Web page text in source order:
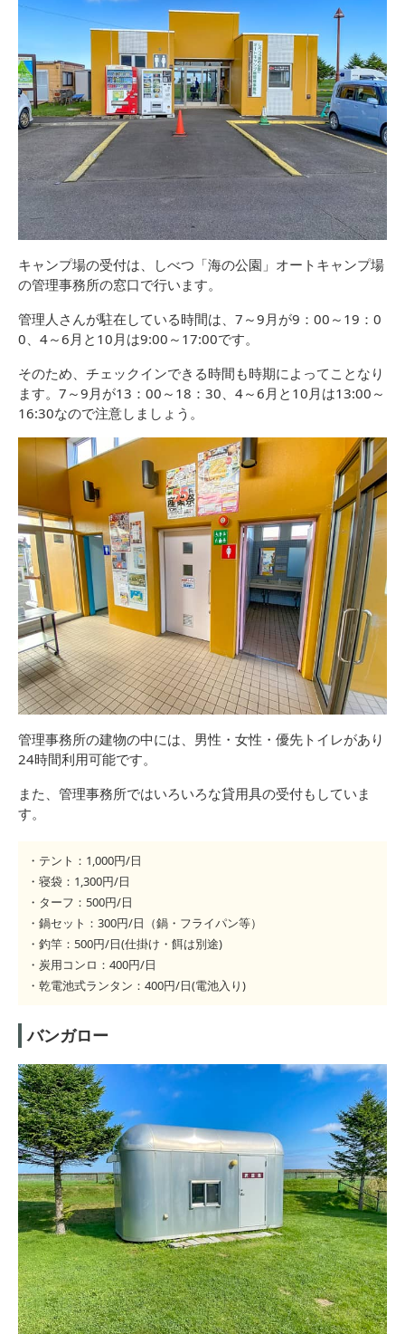
キャンプ場の受付は、しべつ「海の公園」オートキャンプ場
の管理事務所の窓口で行います。
管理人さんが駐在している時間は、7～9月が9：00～19：0
0、4～6月と10月は9:00～17:00です。
そのため、チェックインできる時間も時期によってことなり
ます。7～9月が13：00～18：30、4～6月と10月は13:00～
16:30なので注意しましょう。
管理事務所の建物の中には、男性・女性・優先トイレがあり
24時間利用可能です。
また、管理事務所ではいろいろな貸用具の受付もしていま
す。
・テント：1,000円/日
・寝袋：1,300円/日
・ターフ：500円/日
・鍋セット：300円/日（鍋・フライパン等）
・釣竿：500円/日(仕掛け・餌は別途)
・炭用コンロ：400円/日
・乾電池式ランタン：400円/日(電池入り)
バンガロー